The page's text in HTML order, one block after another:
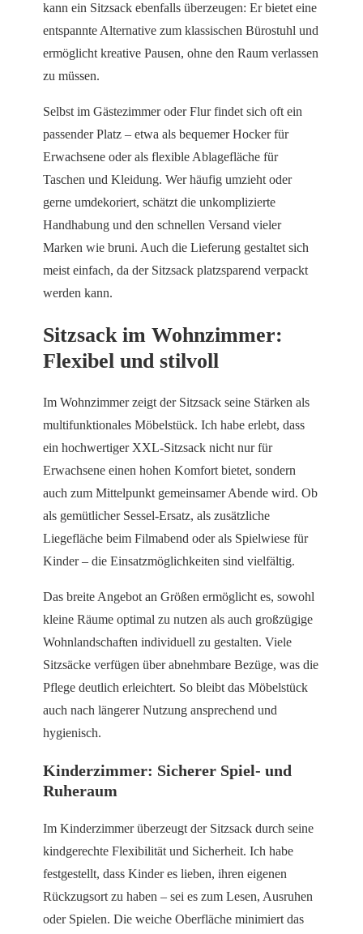
kann ein Sitzsack ebenfalls überzeugen: Er bietet eine
entspannte Alternative zum klassischen Bürostuhl und
ermöglicht kreative Pausen, ohne den Raum verlassen
zu müssen.
Selbst im Gästezimmer oder Flur findet sich oft ein
passender Platz – etwa als bequemer Hocker für
Erwachsene oder als flexible Ablagefläche für
Taschen und Kleidung. Wer häufig umzieht oder
gerne umdekoriert, schätzt die unkomplizierte
Handhabung und den schnellen Versand vieler
Marken wie bruni. Auch die Lieferung gestaltet sich
meist einfach, da der Sitzsack platzsparend verpackt
werden kann.
Sitzsack im Wohnzimmer:
Flexibel und stilvoll
Im Wohnzimmer zeigt der Sitzsack seine Stärken als
multifunktionales Möbelstück. Ich habe erlebt, dass
ein hochwertiger XXL-Sitzsack nicht nur für
Erwachsene einen hohen Komfort bietet, sondern
auch zum Mittelpunkt gemeinsamer Abende wird. Ob
als gemütlicher Sessel-Ersatz, als zusätzliche
Liegefläche beim Filmabend oder als Spielwiese für
Kinder – die Einsatzmöglichkeiten sind vielfältig.
Das breite Angebot an Größen ermöglicht es, sowohl
kleine Räume optimal zu nutzen als auch großzügige
Wohnlandschaften individuell zu gestalten. Viele
Sitzsäcke verfügen über abnehmbare Bezüge, was die
Pflege deutlich erleichtert. So bleibt das Möbelstück
auch nach längerer Nutzung ansprechend und
hygienisch.
Kinderzimmer: Sicherer Spiel- und
Ruheraum
Im Kinderzimmer überzeugt der Sitzsack durch seine
kindgerechte Flexibilität und Sicherheit. Ich habe
festgestellt, dass Kinder es lieben, ihren eigenen
Rückzugsort zu haben – sei es zum Lesen, Ausruhen
oder Spielen. Die weiche Oberfläche minimiert das